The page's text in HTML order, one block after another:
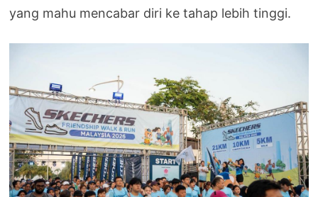
yang mahu mencabar diri ke tahap lebih tinggi.